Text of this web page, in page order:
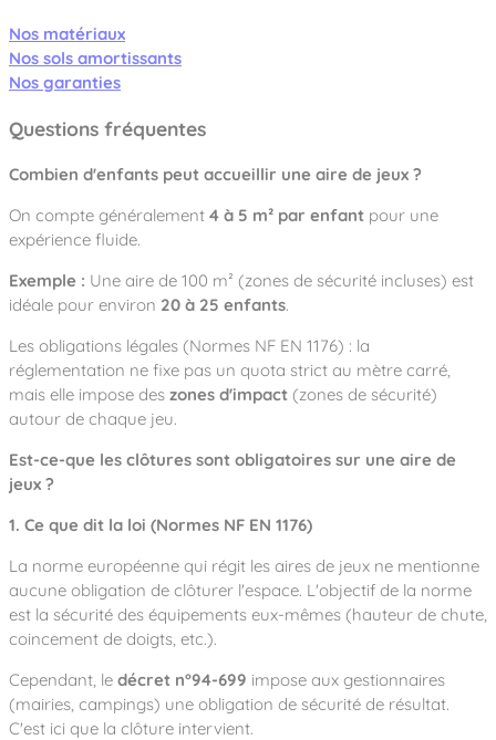
Nos matériaux
Nos sols amortissants
Nos garanties
Questions fréquentes
Combien d'enfants peut accueillir une aire de jeux ?
On compte généralement 4 à 5 m² par enfant pour une
expérience fluide.
Exemple : Une aire de 100 m² (zones de sécurité incluses) est
idéale pour environ 20 à 25 enfants.
Les obligations légales (Normes NF EN 1176) : la
réglementation ne fixe pas un quota strict au mètre carré,
mais elle impose des zones d'impact (zones de sécurité)
autour de chaque jeu.
Est-ce-que les clôtures sont obligatoires sur une aire de
jeux ?
1. Ce que dit la loi (Normes NF EN 1176)
La norme européenne qui régit les aires de jeux ne mentionne
aucune obligation de clôturer l'espace. L'objectif de la norme
est la sécurité des équipements eux-mêmes (hauteur de chute,
coincement de doigts, etc.).
Cependant, le décret n°94-699 impose aux gestionnaires
(mairies, campings) une obligation de sécurité de résultat.
C'est ici que la clôture intervient.